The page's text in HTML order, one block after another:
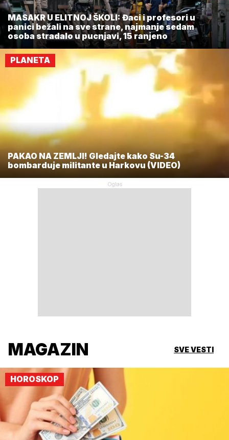
MASAKR U ELITNOJ ŠKOLI: Đaci i profesori u
panici bežali na sve strane, najmanje sedam
osoba stradalo u pucnjavi, 15 ranjeno
PLANETA
PAKAO NA ZEMLJI! Gledajte kako Su-34
bombarduje militante u Harkovu (VIDEO)
MAGAZIN SVE VESTI
HOROSKOP